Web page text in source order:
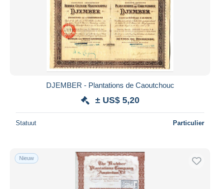
DJEMBER - Plantations de Caoutchouc
± US$ 5,20
Statuut Particulier
Nieuw